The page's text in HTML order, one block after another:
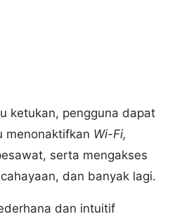
ketukan, pengguna dapat
menonaktifkan Wi-Fi,
serta mengakses
dan banyak lagi.
dan intuitif